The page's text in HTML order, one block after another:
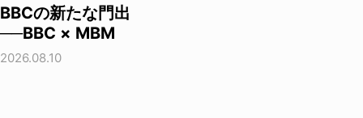
BBCの新たな門出
──BBC × MBM
2026.08.10